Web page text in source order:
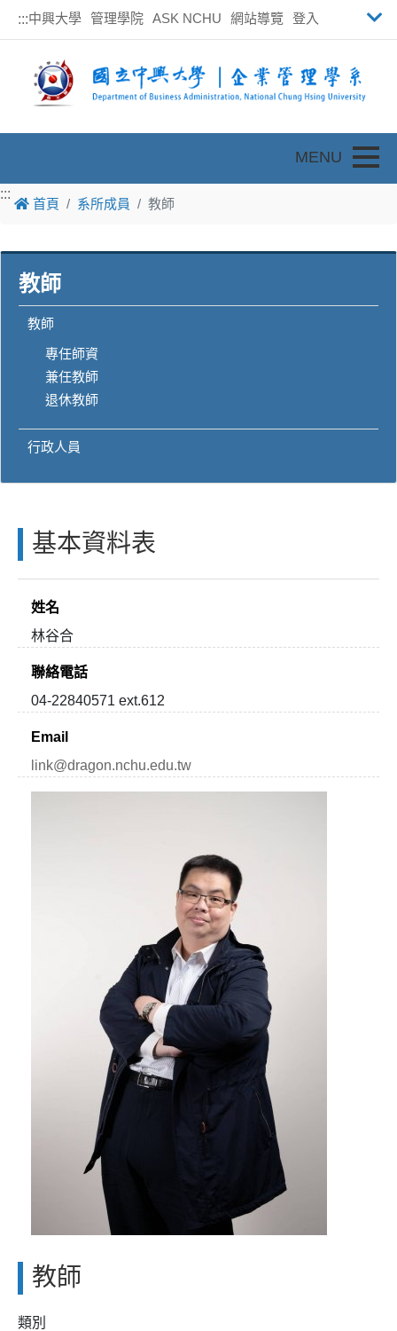
:::中興大學 管理學院 ASK NCHU 網站導覽 登入
:::
首頁 系所成員 教師
教師
教師
專任師資
兼任教師
退休教師
行政人員
基本資料表
姓名
林谷合
聯絡電話
04-22840571 ext.612
Email
link@dragon.nchu.edu.tw
教師
類別